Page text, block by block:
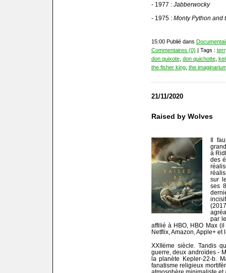
- 1977 : Jabberwocky
- 1975 : Monty Python and
15:00 Publié dans
Commentaires (0) | Tags :
don quixote, don quichotte,
the fisher king, the
21/11/2020
Raised by Wolves
Il
à
des
sur
ses
par
affilié à HBO, HBO Max
Netflix, Amazon, Apple+ et
XXIIème siècle. Tandis
guerre, deux androïdes -
la planète Kepler-22-b.
fanatisme religieux